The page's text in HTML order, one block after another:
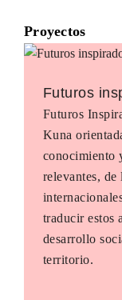
Proyectos
Futuros
Futuros
Kuna
conocimiento
relevantes, de
traducir estos
desarrollo
territorio.